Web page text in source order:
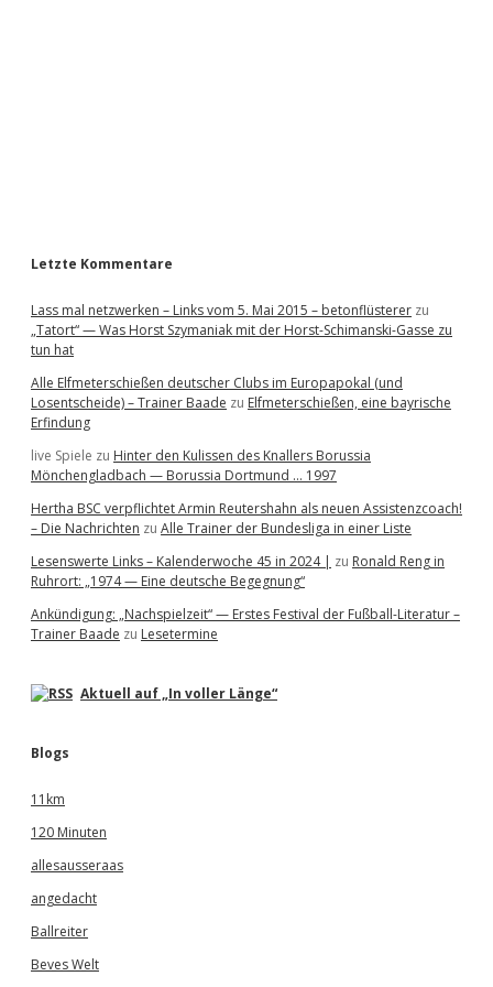
Letzte Kommentare
Lass mal netzwerken – Links vom 5. Mai 2015 – betonflüsterer zu
„Tatort“ — Was Horst Szymaniak mit der Horst-Schimanski-Gasse zu
tun hat
Alle Elfmeterschießen deutscher Clubs im Europapokal (und
Losentscheide) – Trainer Baade zu Elfmeterschießen, eine bayrische
Erfindung
live Spiele zu Hinter den Kulissen des Knallers Borussia
Mönchengladbach — Borussia Dortmund … 1997
Hertha BSC verpflichtet Armin Reutershahn als neuen Assistenzcoach!
– Die Nachrichten zu Alle Trainer der Bundesliga in einer Liste
Lesenswerte Links – Kalenderwoche 45 in 2024 | zu Ronald Reng in
Ruhrort: „1974 — Eine deutsche Begegnung“
Ankündigung: „Nachspielzeit“ — Erstes Festival der Fußball-Literatur –
Trainer Baade zu Lesetermine
Aktuell auf „In voller Länge“
Blogs
11km
120 Minuten
allesausseraas
angedacht
Ballreiter
Beves Welt